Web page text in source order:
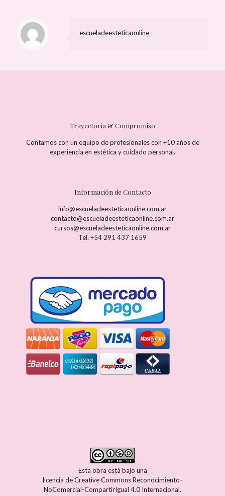
escueladeesteticaonline
Trayectoria & Compromiso
Contamos con un equipo de profesionales con +10 años de
experiencia en estética y cuidado personal.
Información de Contacto
info@escueladeesteticaonline.com.ar
contacto@escueladeesteticaonline.com.ar
cursos@escueladeesteticaonline.com.ar
Tel. +54 291 437 1659
Esta obra está bajo una
licencia de Creative Commons Reconocimiento-
NoComercial-CompartirIgual 4.0 Internacional.